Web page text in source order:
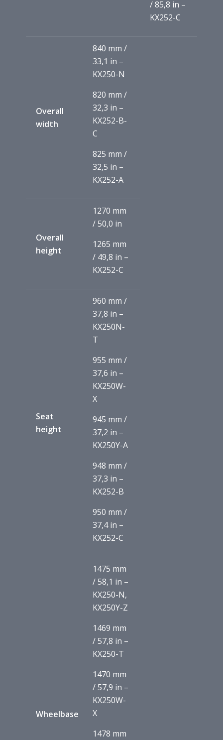
/ 85,8 in –
KX252-C
Overall
width
840 mm /
33,1 in –
KX250-N
820 mm /
32,3 in –
KX252-B-
C
825 mm /
32,5 in –
KX252-A
Overall
height
1270 mm
/ 50,0 in
1265 mm
/ 49,8 in –
KX252-C
Seat
height
960 mm /
37,8 in –
KX250N-
T
955 mm /
37,6 in –
KX250W-
X
945 mm /
37,2 in –
KX250Y-A
948 mm /
37,3 in –
KX252-B
950 mm /
37,4 in –
KX252-C
Wheelbase
1475 mm
/ 58,1 in –
KX250-N,
KX250Y-Z
1469 mm
/ 57,8 in –
KX250-T
1470 mm
/ 57,9 in –
KX250W-
X
1478 mm